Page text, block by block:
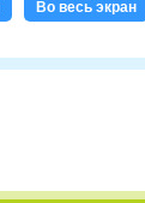
Во весь экран